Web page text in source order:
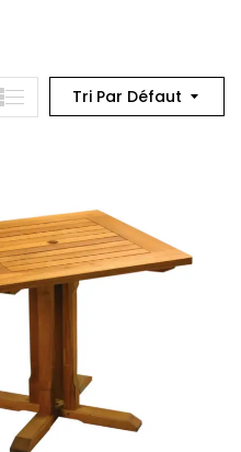
Tri Par Défaut